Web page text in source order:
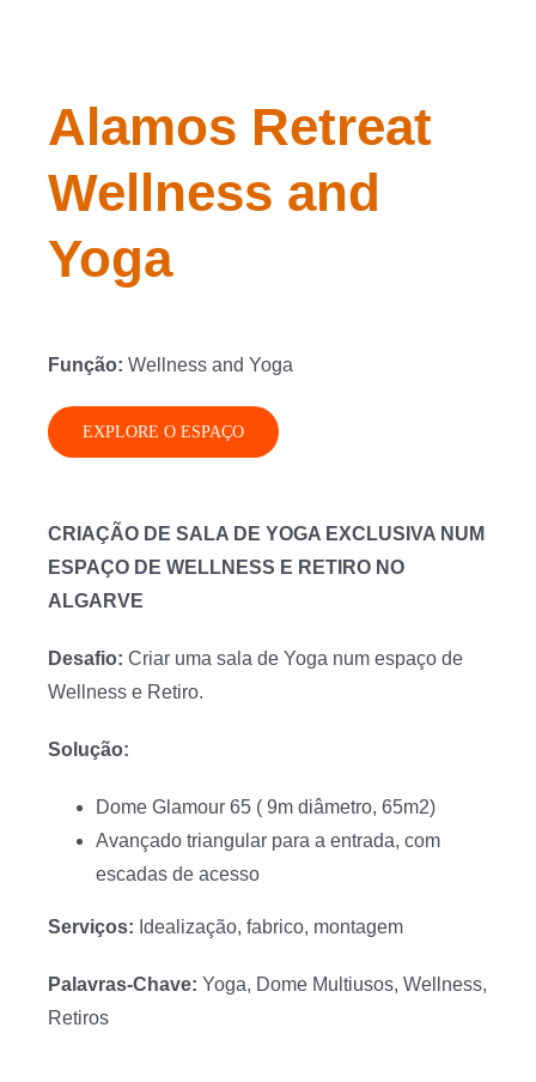
Alamos Retreat
Wellness and
Yoga
Função: Wellness and Yoga
EXPLORE O ESPAÇO
CRIAÇÃO DE SALA DE YOGA EXCLUSIVA NUM
ESPAÇO DE WELLNESS E RETIRO NO
ALGARVE
Desafio: Criar uma sala de Yoga num espaço de
Wellness e Retiro.
Solução:
Dome Glamour 65 ( 9m diâmetro, 65m2)
Avançado triangular para a entrada, com
escadas de acesso
Serviços: Idealização, fabrico, montagem
Palavras-Chave: Yoga, Dome Multiusos, Wellness,
Retiros